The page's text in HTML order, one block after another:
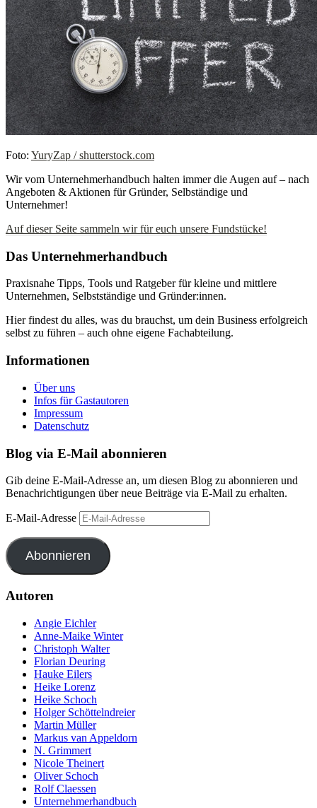
Foto: YuryZap / shutterstock.com
Wir vom Unternehmerhandbuch halten immer die Augen auf – nach
Angeboten & Aktionen für Gründer, Selbständige und
Unternehmer!
Auf dieser Seite sammeln wir für euch unsere Fundstücke!
Das Unternehmerhandbuch
Praxisnahe Tipps, Tools und Ratgeber für kleine und mittlere
Unternehmen, Selbstständige und Gründer:innen.
Hier findest du alles, was du brauchst, um dein Business erfolgreich
selbst zu führen – auch ohne eigene Fachabteilung.
Informationen
Über uns
Infos für Gastautoren
Impressum
Datenschutz
Blog via E-Mail abonnieren
Gib deine E-Mail-Adresse an, um diesen Blog zu abonnieren und
Benachrichtigungen über neue Beiträge via E-Mail zu erhalten.
E-Mail-Adresse
Abonnieren
Autoren
Angie Eichler
Anne-Maike Winter
Christoph Walter
Florian Deuring
Hauke Eilers
Heike Lorenz
Heike Schoch
Holger Schöttelndreier
Martin Müller
Markus van Appeldorn
N. Grimmert
Nicole Theinert
Oliver Schoch
Rolf Claessen
Unternehmerhandbuch